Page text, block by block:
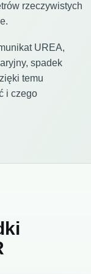
rzeczywistych
UREA,
spadek
temu
i czego